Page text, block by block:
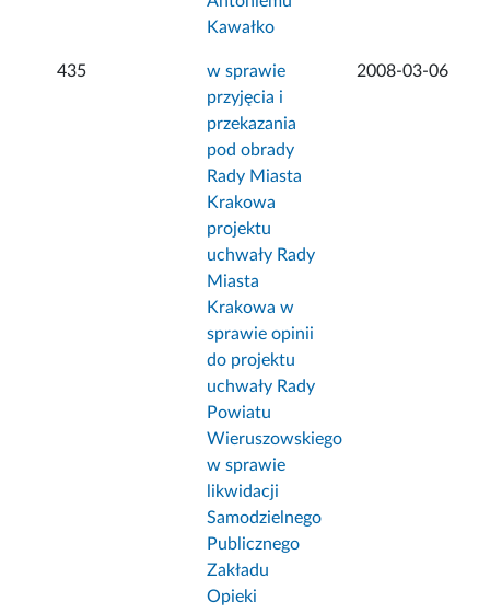
Kawałko
435
w sprawie
przyjęcia i
przekazania
pod obrady
Rady Miasta
Krakowa
projektu
uchwały Rady
Miasta
Krakowa w
sprawie opinii
do projektu
uchwały Rady
Powiatu
Wieruszowskiego
w sprawie
likwidacji
Samodzielnego
Publicznego
Zakładu
Opieki
2008-03-06